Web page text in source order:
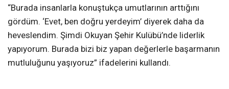
“Burada insanlarla konuştukça umutlarının arttığını
gördüm. ‘Evet, ben doğru yerdeyim’ diyerek daha da
heveslendim. Şimdi Okuyan Şehir Kulübü’nde liderlik
yapıyorum. Burada bizi biz yapan değerlerle başarmanın
mutluluğunu yaşıyoruz” ifadelerini kullandı.